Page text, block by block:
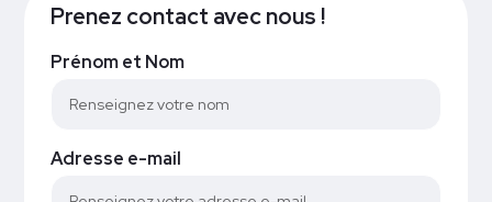
Prenez contact avec nous !
Prénom et Nom
Adresse e-mail